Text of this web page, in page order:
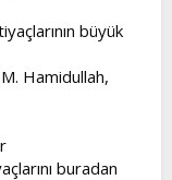
büyük
Hamidullah,
buradan